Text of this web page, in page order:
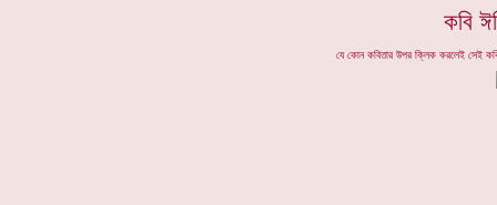
কবি ঈ
যে কোন কবিতার উপর ক্লিক করলেই সেই